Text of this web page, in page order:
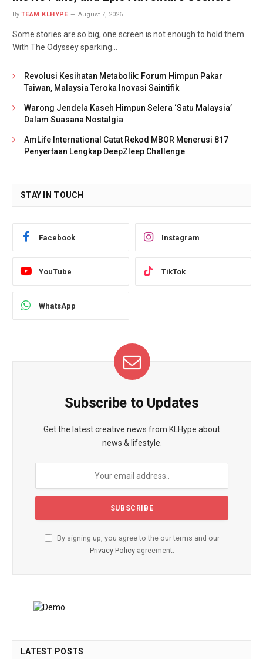
By TEAM KLHYPE August 7, 2026
Some stories are so big, one screen is not enough to hold them.
With The Odyssey sparking…
Revolusi Kesihatan Metabolik: Forum Himpun Pakar
Taiwan, Malaysia Teroka Inovasi Saintifik
Warong Jendela Kaseh Himpun Selera ‘Satu Malaysia’
Dalam Suasana Nostalgia
AmLife International Catat Rekod MBOR Menerusi 817
Penyertaan Lengkap DeepZleep Challenge
STAY IN TOUCH
Facebook Instagram
YouTube TikTok
WhatsApp
Subscribe to Updates
Get the latest creative news from KLHype about
news & lifestyle.
By signing up, you agree to the our terms and our
Privacy Policyagreement.
LATEST POSTS